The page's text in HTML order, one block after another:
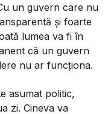
un guvern care nu
și foarte
lumea va fi în
că un guvern
nu ar funcționa.
asumat politic,
zi. Cineva va